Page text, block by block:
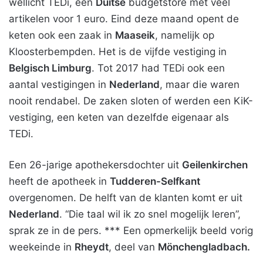
wellicht TEDi, een Duitse budgetstore met veel
artikelen voor 1 euro. Eind deze maand opent de
keten ook een zaak in Maaseik, namelijk op
Kloosterbempden. Het is de vijfde vestiging in
Belgisch Limburg. Tot 2017 had TEDi ook een
aantal vestigingen in Nederland, maar die waren
nooit rendabel. De zaken sloten of werden een KiK-
vestiging, een keten van dezelfde eigenaar als
TEDi.
Een 26-jarige apothekersdochter uit Geilenkirchen
heeft de apotheek in Tudderen-Selfkant
overgenomen. De helft van de klanten komt er uit
Nederland. “Die taal wil ik zo snel mogelijk leren”,
sprak ze in de pers. *** Een opmerkelijk beeld vorig
weekeinde in Rheydt, deel van Mönchengladbach.